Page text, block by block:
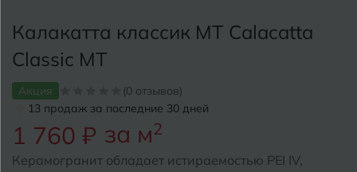
Калакатта классик MT Calacatta
Classic MT
Акция
(0 отзывов)
13 продаж за последние 30 дней
1 760 ₽ за м2
Керамогранит обладает истираемостью PEI IV,
Анапа
Барнаул
Белгород
Псков
Ростов-на-Дону